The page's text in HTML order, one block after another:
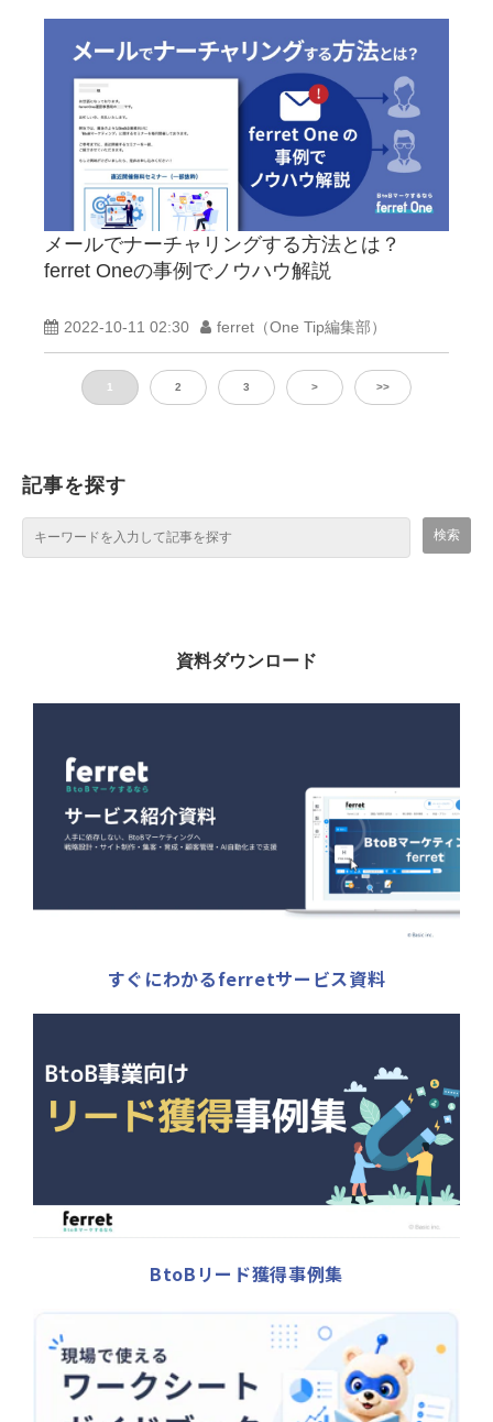
メールでナーチャリングする方法とは？
ferret Oneの事例でノウハウ解説
2022-10-11 02:30 ferret（One Tip編集部）
1 2 3 > >>
記事を探す
資料ダウンロード
すぐにわかるferretサービス資料
BtoBリード獲得事例集